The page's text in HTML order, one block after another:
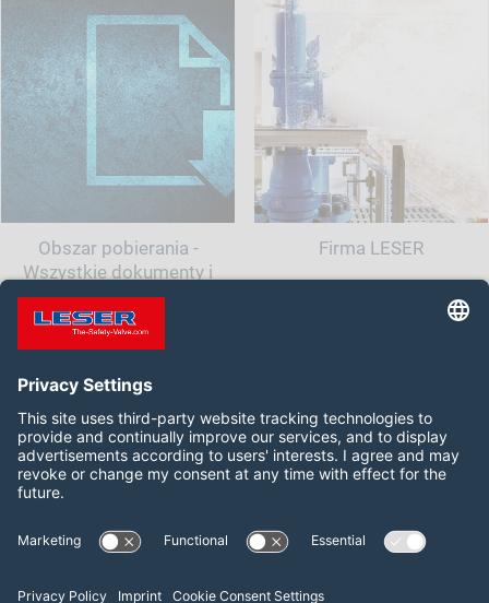
Obszar pobierania -
Wszystkie dokumenty i
informacje dla Twojego
zaworu bezpieczeństwa
Firma LESER
Follow us on:
LinkedIn YouTube